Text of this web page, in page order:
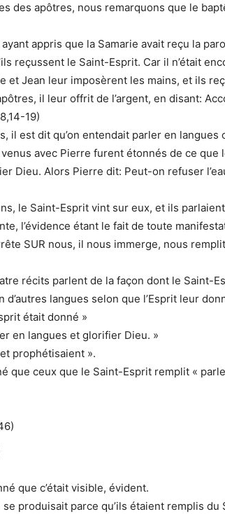
des apôtres, nous remarquons que le
appris que la Samarie avait reçu la
reçussent le Saint-Esprit. Car il n’était
et Jean leur imposèrent les mains, et ils
il leur offrit de l’argent, en disant:
19)
il est dit qu’on entendait parler en
avec Pierre furent étonnés de ce
Dieu. Alors Pierre dit: Peut-on refuser
le Saint-Esprit vint sur eux, et ils
l’évidence étant le fait de toute
SUR nous, il nous immerge, nous
récits parlent de la façon dont le Saint-
langues selon que l’Esprit leur
était donné »
en langues et glorifier Dieu. »
prophétisaient ».
que ceux que le Saint-Esprit remplit «
que c’était visible, évident.
produisait parce qu’ils étaient remplis